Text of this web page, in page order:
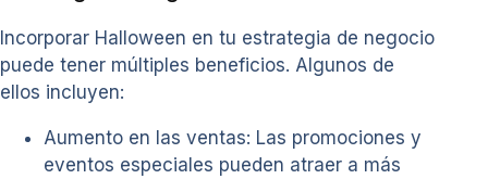
Incorporar Halloween en tu estrategia de negocio
puede tener múltiples beneficios. Algunos de
ellos incluyen:
Aumento en las ventas: Las promociones y
eventos especiales pueden atraer a más